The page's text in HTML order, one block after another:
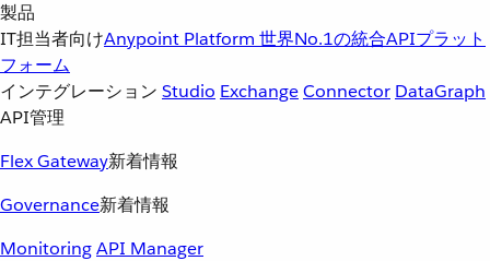
製品
IT担当者向けAnypoint Platform 世界No.1の統合APIプラット
フォーム
インテグレーション Studio ExchangeConnector DataGraph
API管理
Flex Gateway新着情報
Governance新着情報
MonitoringAPI Manager